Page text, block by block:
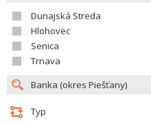
Dunajská Streda
Hlohovec
Senica
Trnava
Typ